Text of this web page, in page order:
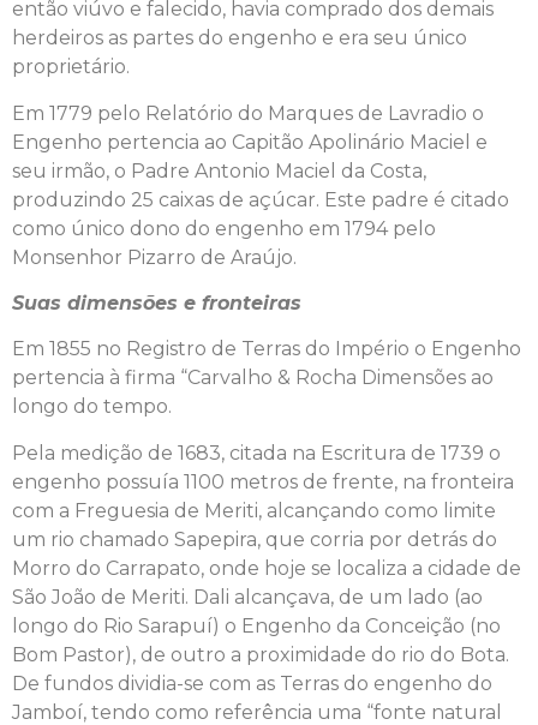
então viúvo e falecido, havia comprado dos demais
herdeiros as partes do engenho e era seu único
proprietário.
Em 1779 pelo Relatório do Marques de Lavradio o
Engenho pertencia ao Capitão Apolinário Maciel e
seu irmão, o Padre Antonio Maciel da Costa,
produzindo 25 caixas de açúcar. Este padre é citado
como único dono do engenho em 1794 pelo
Monsenhor Pizarro de Araújo.
Suas dimensões e fronteiras
Em 1855 no Registro de Terras do Império o Engenho
pertencia à firma “Carvalho & Rocha Dimensões ao
longo do tempo.
Pela medição de 1683, citada na Escritura de 1739 o
engenho possuía 1100 metros de frente, na fronteira
com a Freguesia de Meriti, alcançando como limite
um rio chamado Sapepira, que corria por detrás do
Morro do Carrapato, onde hoje se localiza a cidade de
São João de Meriti. Dali alcançava, de um lado (ao
longo do Rio Sarapuí) o Engenho da Conceição (no
Bom Pastor), de outro a proximidade do rio do Bota.
De fundos dividia-se com as Terras do engenho do
Jamboí, tendo como referência uma “fonte natural